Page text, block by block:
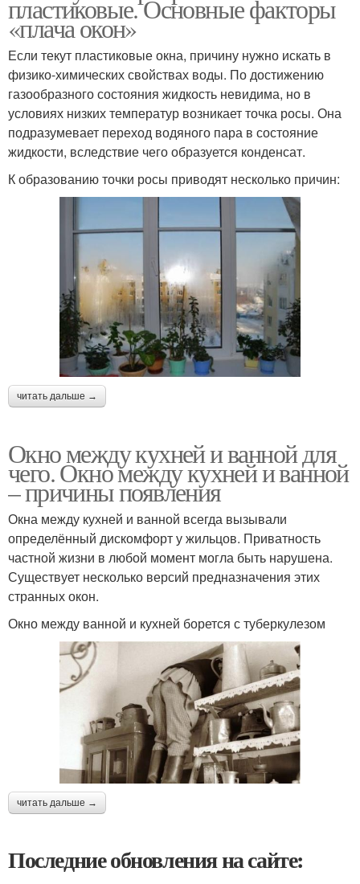
пластиковые. Основные факторы
«плача окон»
Если текут пластиковые окна, причину нужно искать в
физико-химических свойствах воды. По достижению
газообразного состояния жидкость невидима, но в
условиях низких температур возникает точка росы. Она
подразумевает переход водяного пара в состояние
жидкости, вследствие чего образуется конденсат.
К образованию точки росы приводят несколько причин:
читать дальше →
Окно между кухней и ванной для
чего. Окно между кухней и ванной
– причины появления
Окна между кухней и ванной всегда вызывали
определённый дискомфорт у жильцов. Приватность
частной жизни в любой момент могла быть нарушена.
Существует несколько версий предназначения этих
странных окон.
Окно между ванной и кухней борется с туберкулезом
читать дальше →
Последние обновления на сайте: